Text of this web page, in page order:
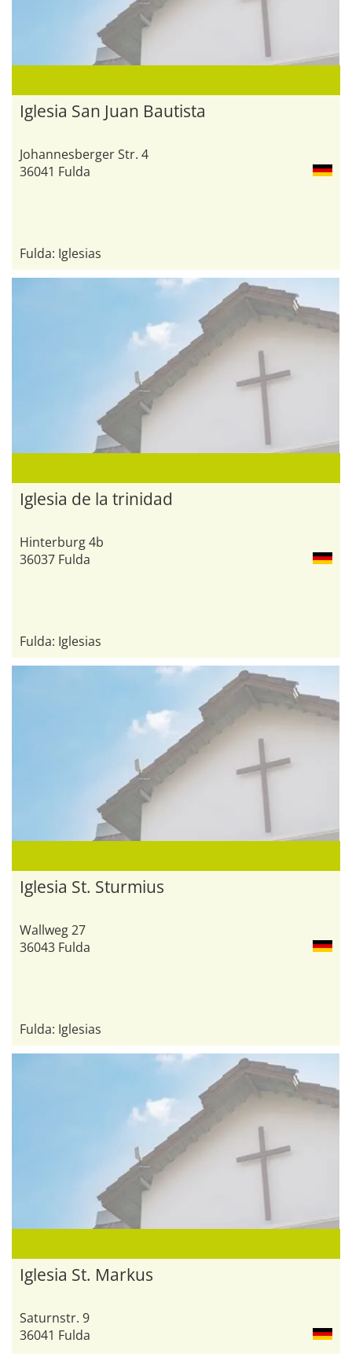
Iglesia San Juan Bautista
Johannesberger Str. 4
36041 Fulda
Fulda: Iglesias
Iglesia de la trinidad
Hinterburg 4b
36037 Fulda
Fulda: Iglesias
Iglesia St. Sturmius
Wallweg 27
36043 Fulda
Fulda: Iglesias
Iglesia St. Markus
Saturnstr. 9
36041 Fulda